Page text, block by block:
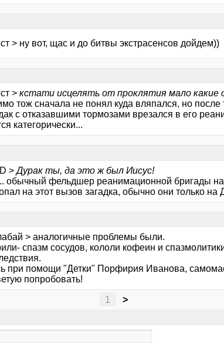
> ну вот, щас и до битвы экстрасенсов дойдем))
> кстати исцелять от проклятия мало какие
тож сначала не понял куда вляпался, но после
с отказавшими тормозами врезался в его
категорически...
>Дурак ты, да это ж был Иисус!
обычный фельдшер реанимационной бригады
на этот вызов загадка, обычно они только
> аналогичные проблемы были.
спазм сосудов, кололи кофеин и
при помощи "Детки" Порфирия Иванова,
попробовать!
1 >